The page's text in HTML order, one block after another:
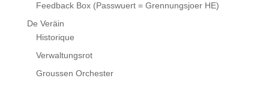
Feedback Box (Passwuert = Grennungsjoer HE)
De Veräin
Historique
Verwaltungsrot
Groussen Orchester